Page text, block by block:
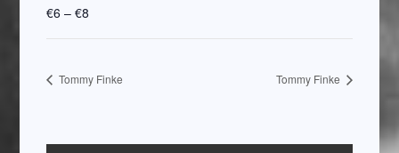
€6 – €8
Tommy Finke Tommy Finke